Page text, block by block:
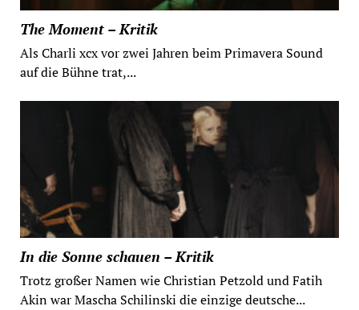
The Moment – Kritik
Als Charli xcx vor zwei Jahren beim Primavera Sound
auf die Bühne trat,...
In die Sonne schauen – Kritik
Trotz großer Namen wie Christian Petzold und Fatih
Akin war Mascha Schilinski die einzige deutsche...